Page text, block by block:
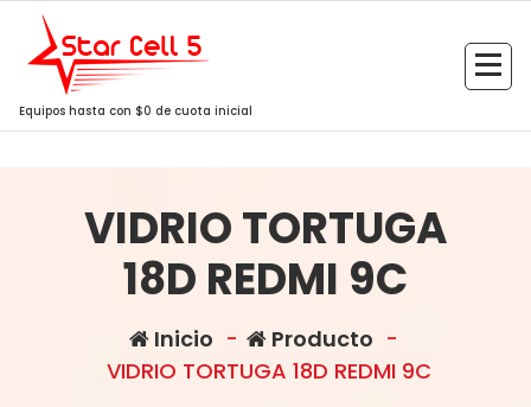
Saltar
contenido
Equipos hasta con $0 de cuota inicial
VIDRIO TORTUGA
18D REDMI 9C
Inicio - Producto -
VIDRIO TORTUGA 18D REDMI 9C